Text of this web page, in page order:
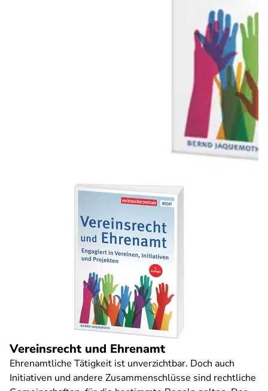
Vereinsrecht und Ehrenamt
Ehrenamtliche Tätigkeit ist unverzichtbar. Doch auch
Initiativen und andere Zusammenschlüsse sind rechtliche